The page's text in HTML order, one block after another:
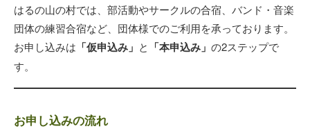
はるの山の村では、部活動やサークルの合宿、バンド・音楽
団体の練習合宿など、団体様でのご利用を承っております。
お申し込みは 「仮申込み」 と 「本申込み」 の2ステップで
す。
お申し込みの流れ